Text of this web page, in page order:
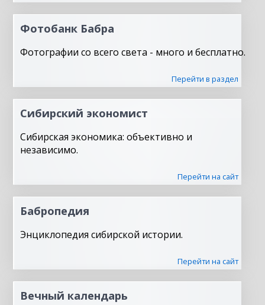
Фотобанк Бабра
Фотографии со всего света - много и бесплатно.
Перейти в раздел
Сибирский экономист
Сибирская экономика: объективно и
независимо.
Перейти на сайт
Бабропедия
Энциклопедия сибирской истории.
Перейти на сайт
Вечный календарь